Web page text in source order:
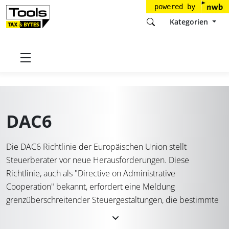
powered by
Kategorien
DAC6
Die DAC6 Richtlinie der Europäischen Union stellt
Steuerberater vor neue Herausforderungen. Diese
Richtlinie, auch als "Directive on Administrative
Cooperation" bekannt, erfordert eine Meldung
grenzüberschreitender Steuergestaltungen, die bestimmte